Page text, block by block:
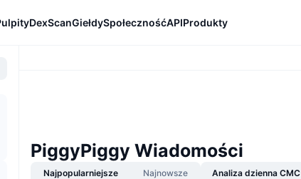
DexScanGiełdySpołecznośćAPIProdukty
PiggyPiggy Wiadomości
Najpopularniejsze Najnowsze Analiza dzienna CMC